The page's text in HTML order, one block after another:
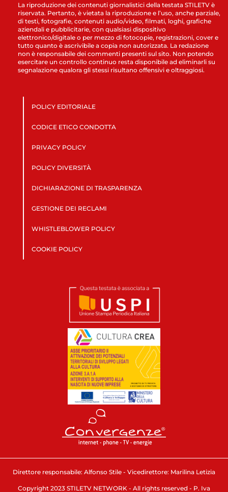
La riproduzione dei contenuti giornalistici della testata STILETV è
riservata. Pertanto, è vietata la riproduzione e l’uso, anche parziale,
di testi, fotografie, contenuti audio/video, filmati, loghi, grafiche
aziendali e pubblicitarie, con qualsiasi dispositivo
elettronico/digitale o per mezzo di fotocopie, registrazioni, cover e
tutto quanto è ascrivibile a copia non autorizzata. La redazione
non è responsabile dei commenti presenti sul sito. Non potendo
esercitare un controllo continuo resta disponibile ad eliminarli su
segnalazione qualora gli stessi risultano offensivi e oltraggiosi.
POLICY EDITORIALE
CODICE ETICO CONDOTTA
PRIVACY POLICY
POLICY DIVERSITÀ
DICHIARAZIONE DI TRASPARENZA
GESTIONE DEI RECLAMI
WHISTLEBLOWER POLICY
COOKIE POLICY
Direttore responsabile: Alfonso Stile - Vicedirettore: Marilina Letizia
Copyright 2023 STILETV NETWORK - All rights reserved - P. Iva